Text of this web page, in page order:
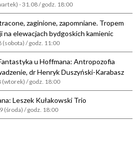
- 31.08 / godz. 18:00
zaginione, zapomniane. Tropem
na elewacjach bydgoskich kamienic
(sobota) / godz. 11:00
u Hoffmana: Antropozofia
dr Henryk Duszyński-Karabasz
(wtorek) / godz. 18:00
Leszek Kułakowski Trio
(środa) / godz. 18:00